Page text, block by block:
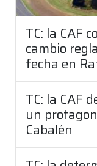
TC: la CAF
cambio
fecha en
TC: la CAF
un
Cabalén